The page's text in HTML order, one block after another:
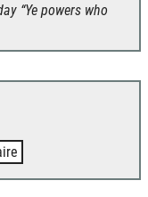
Ye powers who